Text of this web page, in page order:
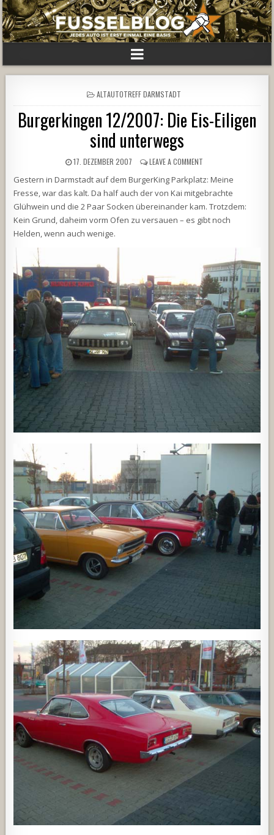
POSTED
IN
ALTAUTOTREFF DARMSTADT
Burgerkingen 12/2007: Die Eis-Eiligen
sind unterwegs
17. DEZEMBER 2007 LEAVE A COMMENT
Gestern in Darmstadt auf dem BurgerKing Parkplatz: Meine
Fresse, war das kalt. Da half auch der von Kai mitgebrachte
Glühwein und die 2 Paar Socken übereinander kam. Trotzdem:
Kein Grund, daheim vorm Ofen zu versauen – es gibt noch
Helden, wenn auch wenige.